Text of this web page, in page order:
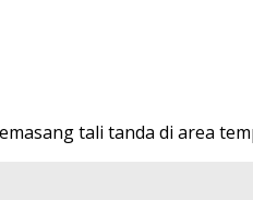
tali tanda di area